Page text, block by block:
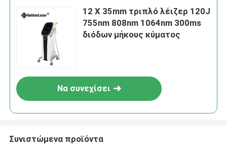
12 X 35mm τριπλό λέιζερ 120J
755nm 808nm 1064nm 300ms
διόδων μήκους κύματος
Να συνεχίσει
Συνιστώμενα προϊόντα